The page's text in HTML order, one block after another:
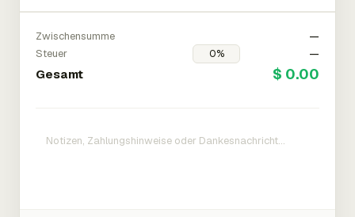
Zwischensumme
—
Steuer
—
Gesamt $ 0.00